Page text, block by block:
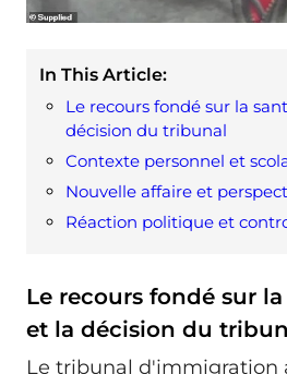
In This Article:
Le recours fondé sur la
décision du tribunal
Contexte personnel et
Nouvelle affaire et
Réaction politique et
Le recours fondé sur
et la décision du
Le tribunal d'immigration